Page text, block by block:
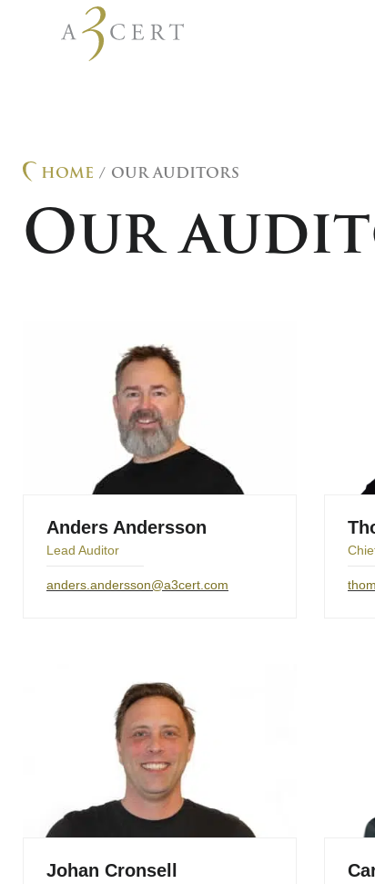
HOME / OUR AUDITORS
Our
Anders Andersson
Lead Auditor
anders.andersson@a3cert.com
Johan Cronsell